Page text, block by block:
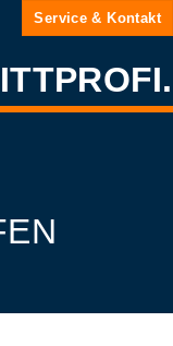
Service & Kontakt